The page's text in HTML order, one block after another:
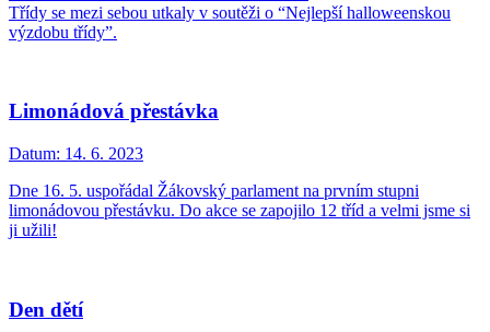
Třídy se mezi sebou utkaly v soutěži o “Nejlepší halloweenskou
výzdobu třídy”.
Limonádová přestávka
Datum: 14. 6. 2023
Dne 16. 5. uspořádal Žákovský parlament na prvním stupni
limonádovou přestávku. Do akce se zapojilo 12 tříd a velmi jsme si
ji užili!
Den dětí